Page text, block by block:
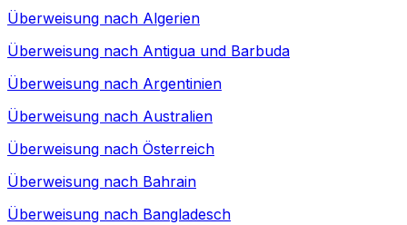
Überweisung nach Algerien
Überweisung nach Antigua und Barbuda
Überweisung nach Argentinien
Überweisung nach Australien
Überweisung nach Österreich
Überweisung nach Bahrain
Überweisung nach Bangladesch